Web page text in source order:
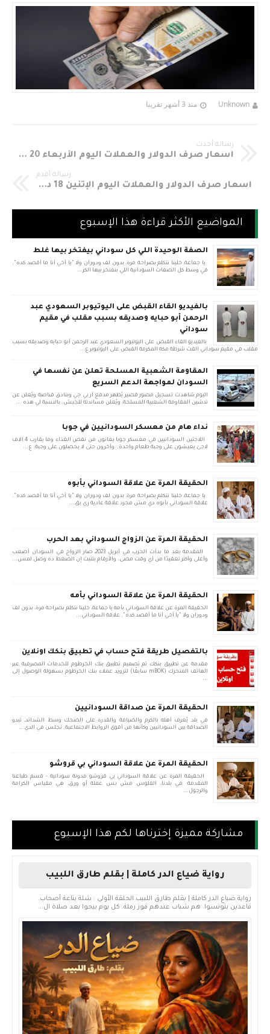
Unknown منذ 3 أشهر تقريبا
رسالة أحدث
أسعار صرف الدولار والعملات اليوم الأربعاء 20 ديسمبر 2017 مقابل الجنية السوداني في السوق الموازي Sudania 23 Currency Exchange Rates In Sudan
رسالة أقدم
أسعار صرف الدولار والعملات اليوم الإثنين 18 ديسمبر 2017 مقابل الجنية السوداني في السوق الموازي Sudania 23 Currency Exchange Rates In Sudan
المواضيع الأكثر قراءة هذا الإسبوع
الصفة الوحيدة اللي كل سوداني بيفتخر بيها غلط
يا جماعة، خلينا نتكلم بصراحة مرة، بدون لف ودوران ولا "يا أخي أنا ما أقصد كده".
في وسط كل الصفات السودانية اللي بنفتخر بيها الكر...
بالفيديو القاء القبض على اليوتيوبر السعودي عبد
الرحمن أبو حبايه وصديقه بسبب مقلب في مقيم
سوداني
بالفيديو القاء القبض على اليوتيوبر السعودي عبد الرحمن أبو حبايه وصديقه بسبب
مقلب في مقيم سوداني القت شرطة مكة المكرمة القبض على اليوتيوبر ع...
المقاومة الشعبية المسلحة تعلن عن نفسها في
السودان لمواجهة الدعم السريع
اليوم شاهدت تسجيل مصور قصير يُظهر مدفع آر بي جي وبنادق قناصة ويُعلن عن
تدشين المقاومة الشعبية المسلحة، ويُعلن مساندته للجيش. بالنسبة لي هذه ...
نداء هام من معسكر السودانيين في جوبا
اللاجئين السودانيين في معسكر جوبا يعانون من نقص الغذاء وما يقارب 4 الاف
لاجئ يعيشون على وجبة طعام واحدة. وأخرون حتى لا يحصلون على وجبة. ع...
الحقيقة المرة عن علاقة السوداني بأبوه
يا جماعة، خلينا نتكلم بصراحة مرة، بدون لف ودوران ولا "يا أخي أنا ما أقصد كده".
علاقة السوداني بأبوه دي مش مجرد علاقة عادية زي بق...
الحقيقة المرة عن الزواج السوداني بعد الحرب
المقدمة بعد ما بدأت الحرب في أبريل 2023، صار الزواج في السودان أصعب
وأغلى وأكثر تعقيدًا من أي وقت مضى. والأرقام بتثبت إن الضغط ده وصل لمس...
الحقيقة المرة عن علاقة السوداني بأمه
الحقيقة المرة عن علاقة السوداني بأمه يا جماعة، خلينا نتكلم بصراحة مرة، بدون لف
ودوران ولا "يا أخي أنا ما أقصد كده". علاقة السوداني...
بالتفصيل طريقة فتح حساب في تطبيق بنكك اونلاين
مقدمة عن تطبيق بنكك تم تصميم تطبيق بنك الخرطوم للخدمات المصرفية عبر
الهاتف المتحرك (mBOK سابقًا) لتزويد عملاء بنك الخرطوم بسهولة الوصول إلى
...
الحقيقة المرة عن صداقة السودانيين
في بلد يُعرف أهله بالكرم والضيافة والقدرة على الضحك وسط الشدائد، تبدو
الصداقة بين السودانيين وكأنها من أقوى الروابط الاجتماعية. نجلس في الدي...
الحقيقة المرة عن علاقة السوداني بي قروشو
الحقيقة المرة عن علاقة السوداني بي قروشو مدونة سودانية - قسم طباعنا
المقدمة: في بلدنا، الفلوس مش بس عملة أو ورق، هي مقياس الكرامة
والرجول...
مشاركة مميزة إخترناها لكم هذا الإسبوع
رواية ضياع الدر كاملة | بقلم طارق اللبيب
رواية ضياع الدر كاملة | بقلم طارق اللبيب الحلقة الأولى : شلة بتاعة أصحاب.
قاعدين بتونسوا. هم شباب عندهم قوز رملة. كل يوم بيجوا بعد صلاة ال...